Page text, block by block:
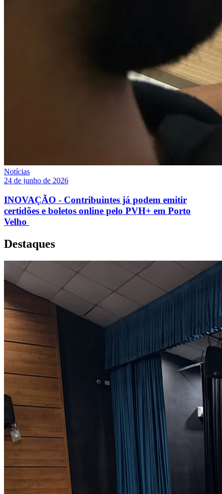
Notícias
24 de junho de 2026
INOVAÇÃO - Contribuintes já podem emitir
certidões e boletos online pelo PVH+ em Porto
Velho
Destaques